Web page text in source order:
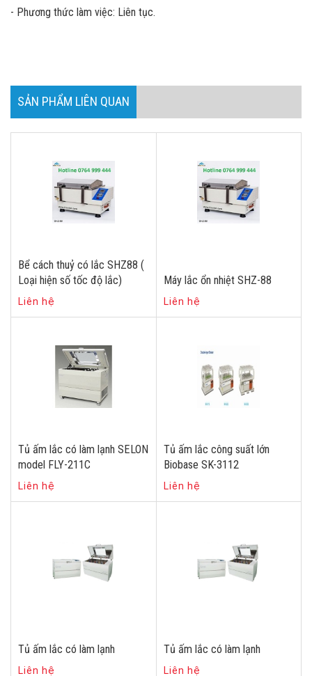
- Phương thức làm việc: Liên tục.
SẢN PHẨM LIÊN QUAN
Bể cách thuỷ có lắc SHZ88 (
Loại hiện số tốc độ lắc)
Liên hệ
Máy lắc ổn nhiệt SHZ-88
Liên hệ
Tủ ấm lắc có làm lạnh SELON
model FLY-211C
Liên hệ
Tủ ấm lắc công suất lớn
Biobase SK-3112
Liên hệ
Tủ ấm lắc có làm lạnh
Liên hệ
Tủ ấm lắc có làm lạnh
Liên hệ